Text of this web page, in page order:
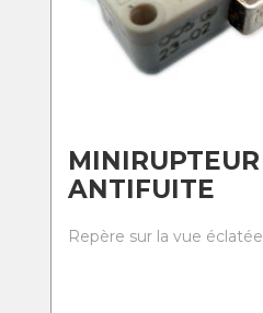
MINIRUPTEUR
ANTIFUITE
Repère sur la vue éclatée